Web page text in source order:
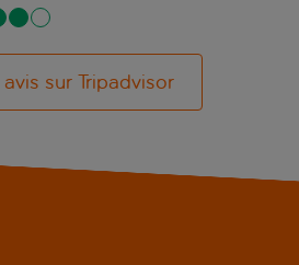
sur Tripadvisor